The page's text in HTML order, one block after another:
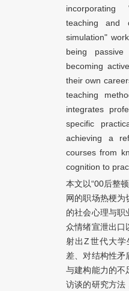
teaching and
simulation"
being
becoming
their own
teaching
integrates
specific
achieving a
courses from
cognition to
本文以“00后整
网的职场热梗为
的社会心理与职
众情绪宣泄出口
射出Z世代大学
差、对结构性矛
与建构能力的不
访谈的研究方法